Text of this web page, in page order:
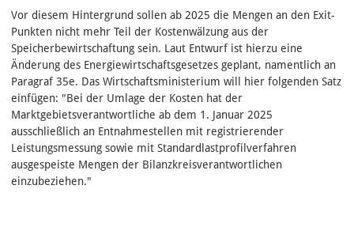
Vor diesem Hintergrund sollen ab 2025 die Mengen an den Exit-
Punkten nicht mehr Teil der Kostenwälzung aus der
Speicherbewirtschaftung sein. Laut Entwurf ist hierzu eine
Änderung des Energiewirtschaftsgesetzes geplant, namentlich an
Paragraf 35e. Das Wirtschaftsministerium will hier folgenden Satz
einfügen: "Bei der Umlage der Kosten hat der
Marktgebietsverantwortliche ab dem 1. Januar 2025
ausschließlich an Entnahmestellen mit registrierender
Leistungsmessung sowie mit Standardlastprofilverfahren
ausgespeiste Mengen der Bilanzkreisverantwortlichen
einzubeziehen."